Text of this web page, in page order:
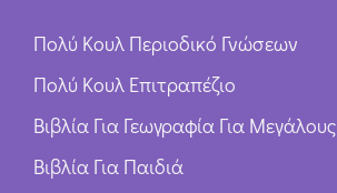
Πολύ Κουλ Περιοδικό Γνώσεων
Πολύ Κουλ Επιτραπέζιο
Βιβλία Για Γεωγραφία Για Μεγάλους
Βιβλία Για Παιδιά